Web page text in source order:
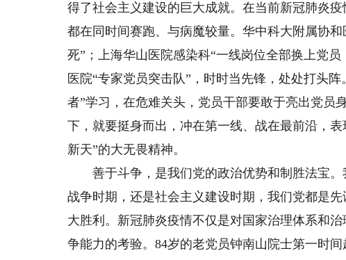
得了社会主义建设的巨大成就。在当前新冠肺炎
都在同时间赛跑、与病魔较量。华中科大附属协
死”；上海华山医院感染科“一线岗位全部换上党
医院“专家党员突击队”，时时当先锋，处处打头
者”学习，在危难关头，党员干部要敢于亮出党员
下，就要挺身而出，冲在第一线、战在最前沿，
新天”的大无畏精神。
善于斗争，是我们党的政治优势和制胜法宝。
战争时期，还是社会主义建设时期，我们党都是
大胜利。新冠肺炎疫情不仅是对国家治理体系和
争能力的考验。84岁的老党员钟南山院士第一时